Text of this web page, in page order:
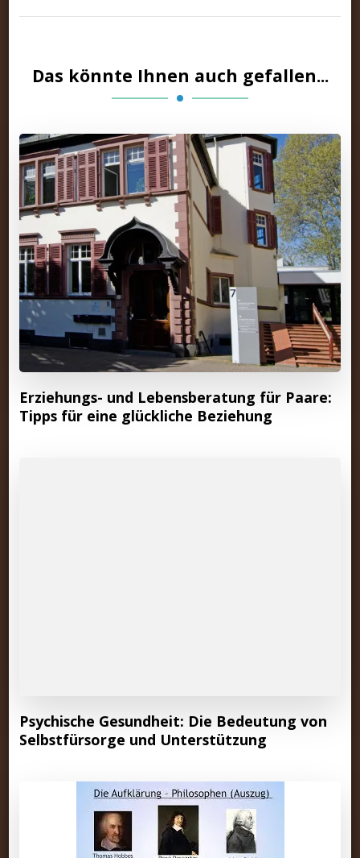
Das könnte Ihnen auch gefallen...
Erziehungs- und Lebensberatung für Paare:
Tipps für eine glückliche Beziehung
Psychische Gesundheit: Die Bedeutung von
Selbstfürsorge und Unterstützung